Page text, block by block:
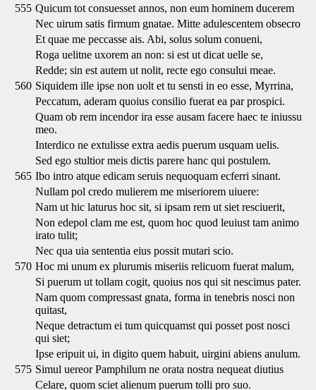
555 Quicum tot consuesset annos, non eum hominem ducerem
Nec uirum satis firmum gnatae. Mitte adulescentem obsecro
Et quae me peccasse ais. Abi, solus solum conueni,
Roga uelitne uxorem an non: si est ut dicat uelle se,
Redde; sin est autem ut nolit, recte ego consului meae.
560 Siquidem ille ipse non uolt et tu sensti in eo esse, Myrrina,
Peccatum, aderam quoius consilio fuerat ea par prospici.
Quam ob rem incendor ira esse ausam facere haec te iniussu
meo.
Interdico ne extulisse extra aedis puerum usquam uelis.
Sed ego stultior meis dictis parere hanc qui postulem.
565 Ibo intro atque edicam seruis nequoquam ecferri sinant.
Nullam pol credo mulierem me miseriorem uiuere:
Nam ut hic laturus hoc sit, si ipsam rem ut siet resciuerit,
Non edepol clam me est, quom hoc quod leuiust tam animo
irato tulit;
Nec qua uia sententia eius possit mutari scio.
570 Hoc mi unum ex plurumis miseriis relicuom fuerat malum,
Si puerum ut tollam cogit, quoius nos qui sit nescimus pater.
Nam quom compressast gnata, forma in tenebris nosci non
quitast,
Neque detractum ei tum quicquamst qui posset post nosci
qui siet;
Ipse eripuit ui, in digito quem habuit, uirgini abiens anulum.
575 Simul uereor Pamphilum ne orata nostra nequeat diutius
Celare, quom sciet alienum puerum tolli pro suo.